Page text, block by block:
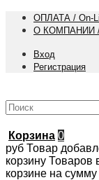
ОПЛАТА / On-
О КОМПАНИИ /
Вход
Регистрация
Корзина 0
руб Товар
корзину Товаров
корзине на сумму